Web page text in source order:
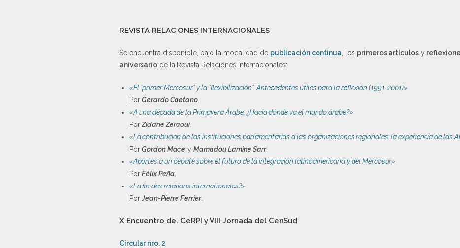
REVISTA RELACIONES INTERNACIONALES
Se encuentra disponible, bajo la modalidad de publicación continua, los primeros artículos y
aniversario de la Revista Relaciones Internacionales:
«El “primer Mercosur” y la “flexibilización”. Antecedentes útiles para la reflexión (1991-2001)»
Por Gerardo Caetano.
«A una década de la Primavera Árabe: ¿Hacia dónde va el mundo árabe?»
PorZidane Zeraoui.
«La contribución de las instituciones parlamentarias a las organizaciones regionales: la experiencia de las
Por Gordon Mace y Mamadou Lamine Sarr.
«Aportes a un debate sobre el futuro de la integración latinoamericana y del Mercosur»
Por Félix Peña.
«La fin des relations internationales?»
PorJean-Pierre Ferrier.
X Encuentro del CeRPI y VIII Jornada del CenSud
Circular nro. 2